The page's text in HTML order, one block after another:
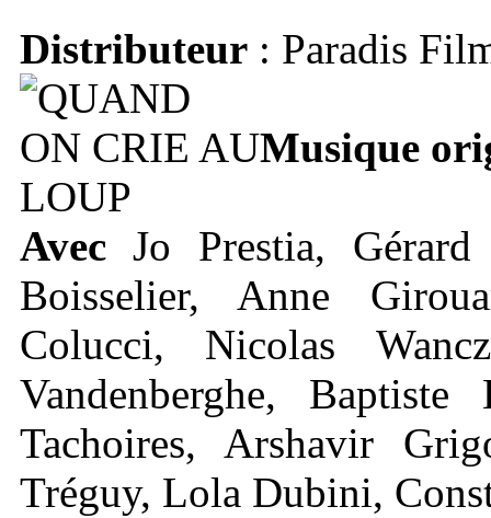
Distributeur: Paradis
Musique
AvecJo Prestia,
Boisselier, Anne
Colucci, Nicolas
Vandenberghe,
Tachoires, Arshavir
Tréguy, Lola Dubini,